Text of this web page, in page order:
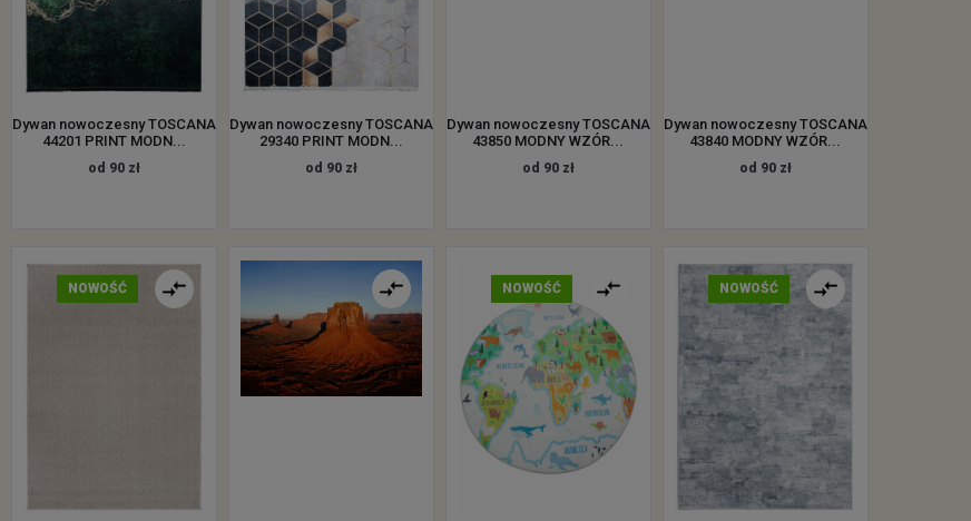
Dywan nowoczesny TOSCANA
44201 PRINT MODN...
od 90 zł
Dywan nowoczesny TOSCANA
29340 PRINT MODN...
od 90 zł
Dywan nowoczesny TOSCANA
43850 MODNY WZÓR...
od 90 zł
Dywan nowoczesny TOSCANA
43840 MODNY WZÓR...
od 90 zł
NOWOŚĆ NOWOŚĆ NOWOŚĆ